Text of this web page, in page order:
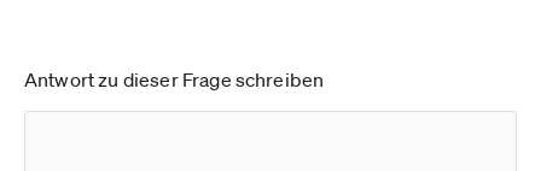
Antwort zu dieser Frage schreiben